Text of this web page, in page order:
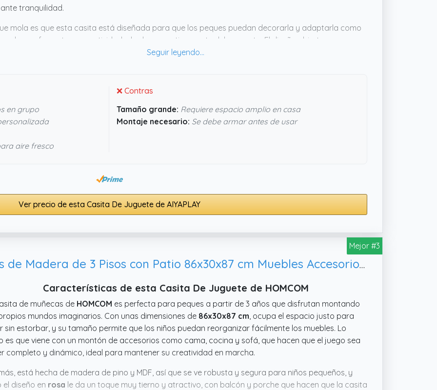
tranquilidad.
mola es que esta casita está diseñada para que los peques puedan decorarla y adaptarla como
lo que fomenta su creatividad y les hace sentirse parte del proyecto. El diseño abierto, con
y puerta dividida, facilita mucho que los padres puedan controlar todo sin agobios y que los
en grupo
aire fresco
❌ Contras
Tamaño grande: Requiere espacio amplio en casa
Montaje necesario: Se debe armar antes de usar
Ver precio de esta Casita De Juguete de AIYAPLAY
Mejor #3
HOMCOM Casa de Muñecas de Madera de 3 Pisos con Patio 86x30x87 cm Muebles Accesorios de 13 Piezas Diseño Lindo Casita Muñecas de Juguete Madera Rosa
Características de esta Casita De Juguete de HOMCOM
de muñecas de HOMCOM es perfecta para peques a partir de 3 años que disfrutan montando
mundos imaginarios. Con unas dimensiones de 86x30x87 cm , ocupa el espacio justo para
sin estorbar, y su tamaño permite que los niños puedan reorganizar fácilmente los muebles. Lo
es que viene con un montón de accesorios como cama, cocina y sofá, que hacen que el juego sea
completo y dinámico, ideal para mantener su creatividad en marcha.
está hecha de madera de pino y MDF, así que se ve robusta y segura para niños pequeños, y
diseño en rosa le da un toque muy tierno y atractivo, con balcón y porche que hacen que la casita